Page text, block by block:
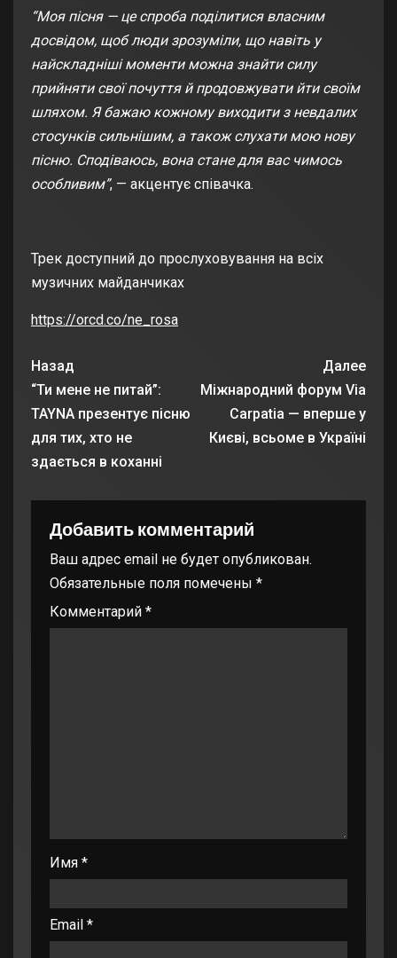
“Моя пісня — це спроба поділитися власним
досвідом, щоб люди зрозуміли, що навіть у
найскладніші моменти можна знайти силу
прийняти свої почуття й продовжувати йти своїм
шляхом. Я бажаю кожному виходити з невдалих
стосунків сильнішим, а також слухати мою нову
пісню. Сподіваюсь, вона стане для вас чимось
особливим”, — акцентує співачка.
Трек доступний до прослуховування на всіх
музичних майданчиках
https://orcd.co/ne_rosa
Назад
“Ти мене не питай”:
TAYNA презентує пісню
для тих, хто не
здається в коханні
Далее
Міжнародний форум Via
Carpatia — вперше у
Києві, всьоме в Україні
Добавить комментарий
Ваш адрес email не будет опубликован.
Обязательные поля помечены *
Комментарий *
Имя *
Email *